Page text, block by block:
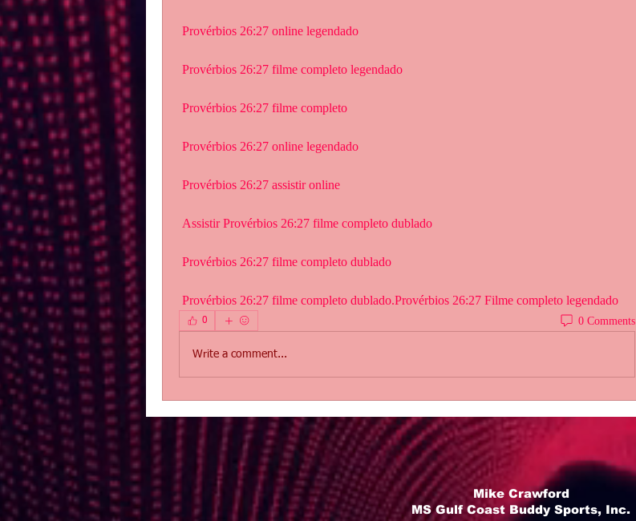
Provérbios 26:27 online legendado
Provérbios 26:27 filme completo legendado
Provérbios 26:27 filme completo
Provérbios 26:27 online legendado
Provérbios 26:27 assistir online
Assistir Provérbios 26:27 filme completo dublado
Provérbios 26:27 filme completo dublado
Provérbios 26:27 filme completo dublado.Provérbios 26:27 Filme completo legendado
0 0 Comments
Write a comment...
Mike Crawford
MS Gulf Coast Buddy Sports, Inc.